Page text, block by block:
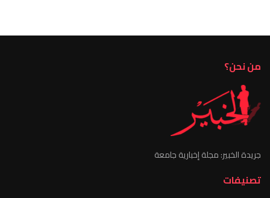
من نحن؟
جريدة الخبير: مجلة إخبارية جامعة
تصنيفات